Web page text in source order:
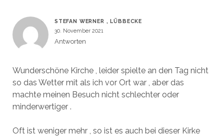
STEFAN WERNER , LÜBBECKE
30. November 2021
Antworten
Wunderschöne Kirche , leider spielte an den Tag nicht
so das Wetter mit als ich vor Ort war , aber das
machte meinen Besuch nicht schlechter oder
minderwertiger .
Oft ist weniger mehr , so ist es auch bei dieser Kirke